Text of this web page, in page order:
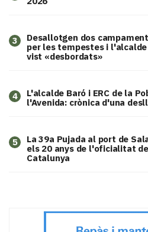
3
​Desallotgen dos
per les tempestes i
vist «desbordats»
4
L'alcalde Baró i ERC de la
l'Avenida: crònica d'una
5
​La 39a Pujada al port de
els 20 anys de l'oficialitat
Catalunya